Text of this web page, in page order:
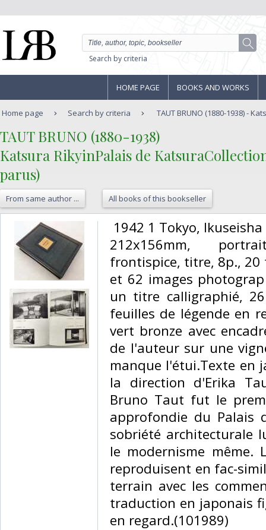
Search by criteria
HOME PAGE BOOKS AND WORKS
Home page Search by criteria TAUT BRUNO (1880-1938) -
‎TAUT BRUNO (1880-1938)‎
‎Katsura RikyinPalais de
parus)‎
From same author ... All books of this bookseller
1942 1 Tokyo,
212x156mm,
frontispice, titre, 8p.,
et 62 images
un titre calligraphié,
feuilles de légende en
vert bronze avec
de l'auteur sur une
manque l'étui.Texte en
la direction d'Erika
Bruno Taut fut le
approfondie du Palais
sobriété architecturale
le modernisme même.
reproduisent en fac-
terrain avec les
traduction en japonais
en regard.(101989) ‎